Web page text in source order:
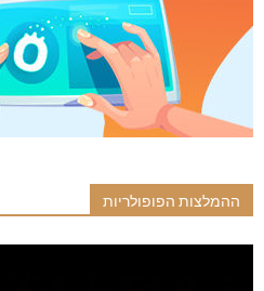
ההמלצות הפופולריות